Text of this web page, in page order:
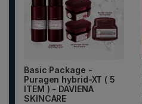
Basic Package -
Puragen hybrid-XT ( 5
ITEM ) - DAVIENA
SKINCARE